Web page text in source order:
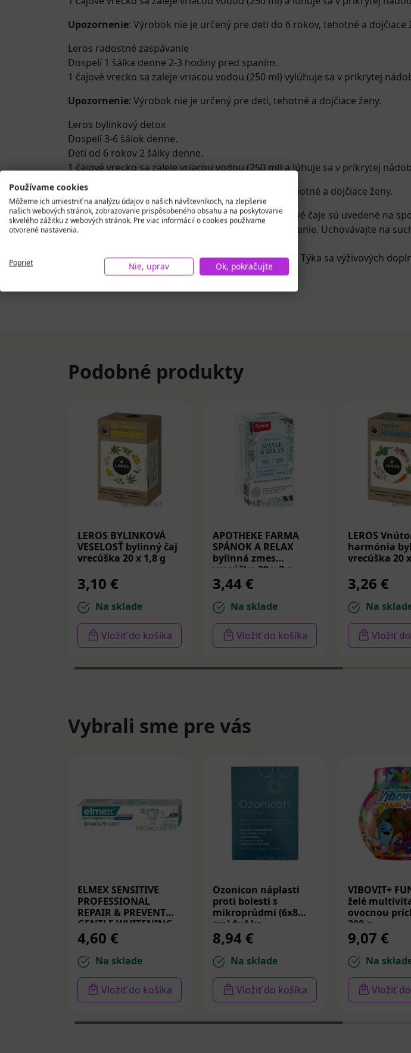
Upozornenie: Výrobok nie je určený pre deti do 6 rokov, tehotné a dojčiace
Leros radostné zaspávanie
Dospelí 1 šálka denne 2-3 hodiny pred spaním.
1 čajové vrecko sa zaleje vriacou vodou (250 ml) vylúhuje sa v prikrytej
Upozornenie: Výrobok nie je určený pre deti, tehotné a dojčiace ženy.
Leros bylinkový detox
Dospelí 3-6 šálok denne.
Deti od 6 rokov 2 šálky denne.
1 čajové vrecko sa zaleje vriacou vodou (250 ml) a lúhuje sa v prikrytej
Upozornenie
: Nie je určené pre deti do 6 rokov, tehotné a dojčiace ženy.
Upozornenie (všeobecné):Informácie pre jednotlivé čaje sú uvedené na
čajových zmesí. Neprekračujte odporúčané dávkovanie. Uchovávajte na
* Výrobok nie je určený ako náhrada pestrej stravy. Týka sa výživových
Podobné produkty
LEROS BYLINKOVÁ
VESELOSŤ bylinný čaj
vrecúška 20 x 1,8 g
3,10 €
Na sklade
Vložiť do košíka
APOTHEKE FARMA
SPÁNOK A RELAX
bylinná zmes
vrecúška 20 x 2 g
3,44 €
Na sklade
Vložiť do košíka
LEROS
harmónia
vrecúška 20
3,26 €
Na
Vložiť
Vybrali sme pre vás
ELMEX SENSITIVE
PROFESSIONAL
REPAIR & PREVENT
GENTLE WHITENING,
zubná pasta 75 ml
4,60 €
Na sklade
Vložiť do košíka
Ozonicon náplasti
proti bolesti s
mikroprúdmi (6x8
cm) 1x4 ks
8,94 €
Na sklade
Vložiť do košíka
VIBOVIT+
želé
ovocnou
200 g
9,07 €
Na
Vložiť
Používame cookies
Môžeme ich umiestniť na analýzu údajov o našich návštevníkoch, na zlepšenie
našich webových stránok, zobrazovanie prispôsobeného obsahu a na poskytovanie
skvelého zážitku z webových stránok. Pre viac informácií o cookies používame
otvorené nastavenia.
Poprieť Nie, uprav Ok, pokračujte